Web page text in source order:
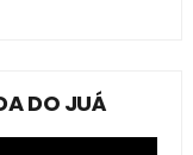
DO JUÁ